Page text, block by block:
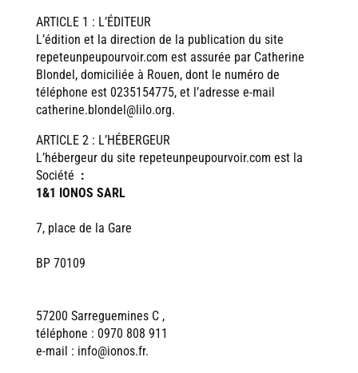
ARTICLE 1 : L’ÉDITEUR
L’édition et la direction de la publication du site
repeteunpeupourvoir.com est assurée par Catherine
Blondel, domiciliée à Rouen, dont le numéro de
téléphone est 0235154775, et l’adresse e-mail
catherine.blondel@lilo.org.
ARTICLE 2 : L’HÉBERGEUR
L’hébergeur du site repeteunpeupourvoir.com est la
Société :
1&1 IONOS SARL
7, place de la Gare
BP 70109
57200 Sarreguemines C ,
téléphone : 0970 808 911
e-mail : info@ionos.fr.